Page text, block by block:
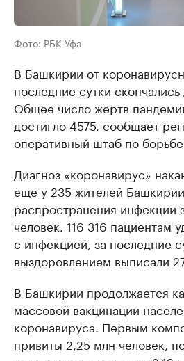
Фото: РБК Уфа
В Башкирии от
последние сутки
Общее число жертв
достигло 4575, сообщает
оперативный штаб по
Диагноз «коронавирус»
еще у 235 жителей
распространения инфекции
человек. 116 316 пациентам
с инфекцией, за последние
выздоровлением выписали
В Башкирии продолжается
массовой вакцинации
коронавируса. Первым
привиты 2,25 млн человек,